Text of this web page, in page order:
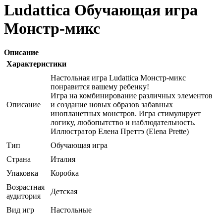
Ludattica Обучающая игра
Монстр-микс
Описание
Характеристики
Описание
Настольная игра Ludattica Монстр-микс
понравится вашему ребенку!
Игра на комбинирование различных элементов
и создание новых образов забавных
инопланетных монстров. Игра стимулирует
логику, любопытство и наблюдательность.
Иллюстратор Елена Преттэ (Elena Prette)
Тип
Обучающая игра
Страна
Италия
Упаковка
Коробка
Возрастная
аудитория
Детская
Вид игр
Настольные